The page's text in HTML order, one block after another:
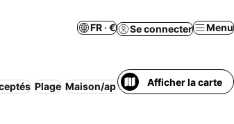
FR · € Se connecter Menu
Plage Maison/appartement entier
Afficher la carte